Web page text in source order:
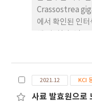
험성이 있다는
Crassostrea
에서 확인된 인
의 차이를 보였
냈다. 전체
약 34.7%, 수컷
2021.12 KCI
사료 발효원으로